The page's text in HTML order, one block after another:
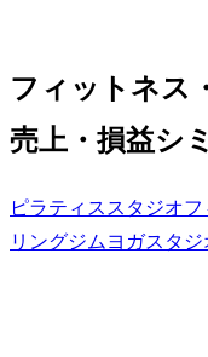
フィットネス
売上・損益シ
ピラティススタジオフ
リングジム ヨガスタジ